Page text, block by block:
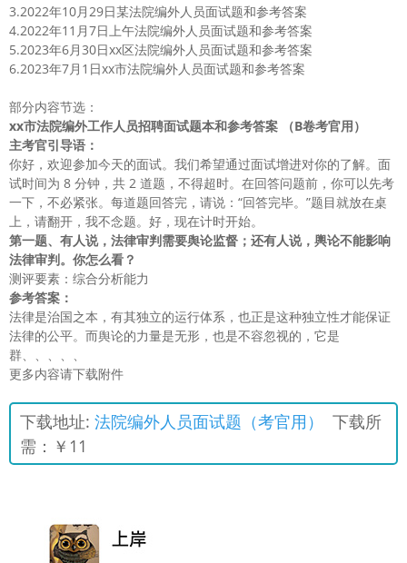
3.2022年10月29日某法院编外人员面试题和参考答案
4.2022年11月7日上午法院编外人员面试题和参考答案
5.2023年6月30日xx区法院编外人员面试题和参考答案
6.2023年7月1日xx市法院编外人员面试题和参考答案
部分内容节选：
xx市法院编外工作人员招聘面试题本和参考答案
（B卷考官用）
主考官引导语：
你好，欢迎参加今天的面试。我们希望通过面试增进对你的了解。面
试时间为 8 分钟，共 2 道题，不得超时。在回答问题前，你可以先考
一下，不必紧张。每道题回答完，请说：“回答完毕。”题目就放在桌
上，请翻开，我不念题。好，现在计时开始。
第一题、有人说，法律审判需要舆论监督；还有人说，輿论不能影响
法律审判。你怎么看？
测评要素：综合分析能力
参考答案：
法律是治国之本，有其独立的运行体系，也正是这种独立性才能保证
法律的公平。而舆论的力量是无形，也是不容忽视的，它是
群、、、、、
更多内容请下载附件
下载地址: 法院编外人员面试题（考官用）
下载所
需：￥11